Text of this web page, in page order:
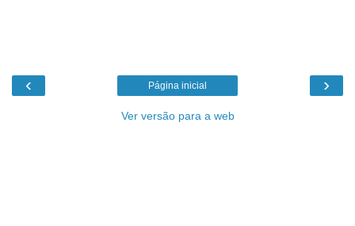
‹ ›
Página inicial
Ver versão para a web